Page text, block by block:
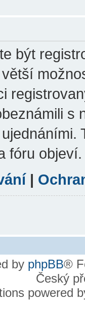
být
s
fóru objeví.
|
by phpBB®
Český
powered